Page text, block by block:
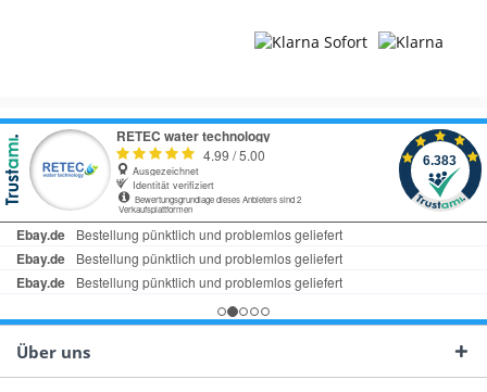
Über uns